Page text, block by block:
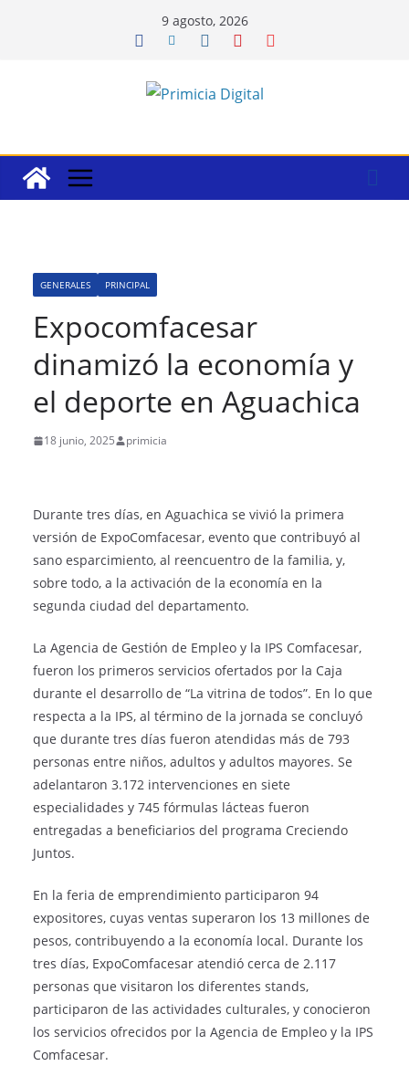
9 agosto, 2026
GENERALES PRINCIPAL
Expocomfacesar
dinamizó la economía y
el deporte en Aguachica
18 junio, 2025 primicia
Durante tres días, en Aguachica se vivió la primera
versión de ExpoComfacesar, evento que contribuyó al
sano esparcimiento, al reencuentro de la familia, y,
sobre todo, a la activación de la economía en la
segunda ciudad del departamento.
La Agencia de Gestión de Empleo y la IPS Comfacesar,
fueron los primeros servicios ofertados por la Caja
durante el desarrollo de “La vitrina de todos”. En lo que
respecta a la IPS, al término de la jornada se concluyó
que durante tres días fueron atendidas más de 793
personas entre niños, adultos y adultos mayores. Se
adelantaron 3.172 intervenciones en siete
especialidades y 745 fórmulas lácteas fueron
entregadas a beneficiarios del programa Creciendo
Juntos.
En la feria de emprendimiento participaron 94
expositores, cuyas ventas superaron los 13 millones de
pesos, contribuyendo a la economía local. Durante los
tres días, ExpoComfacesar atendió cerca de 2.117
personas que visitaron los diferentes stands,
participaron de las actividades culturales, y conocieron
los servicios ofrecidos por la Agencia de Empleo y la IPS
Comfacesar.